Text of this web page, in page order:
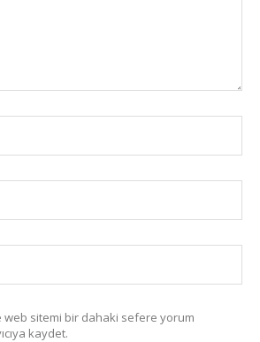
web sitemi bir dahaki sefere yorum
kaydet.